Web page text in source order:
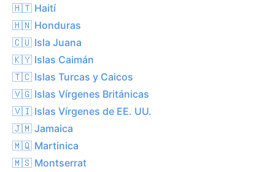
🇭🇹 Haití
🇭🇳 Honduras
🇨🇺 Isla Juana
🇰🇾 Islas Caimán
🇹🇨 Islas Turcas y Caicos
🇻🇬 Islas Vírgenes Británicas
🇻🇮 Islas Vírgenes de EE. UU.
🇯🇲 Jamaica
🇲🇶 Martinica
🇲🇸 Montserrat